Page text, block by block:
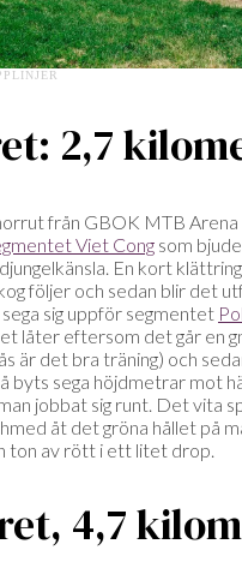
2,7
från GBOK MTB
Viet Cong som
En kort
följer och sedan blir det
sig uppför segmentet
låter eftersom det går en
är det bra träning) och
byts sega höjdmetrar mot
jobbat sig runt. Det vita
åt det gröna hållet på
ton av rött i ett litet drop.
4,7